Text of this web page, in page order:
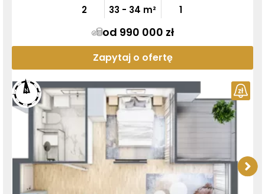
2
33 - 34 m²
1
od 990 000 zł
Zapytaj o ofertę